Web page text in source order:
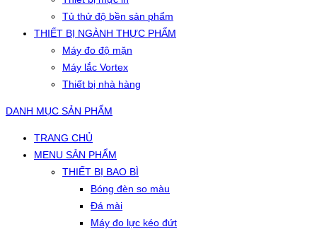
Tủ thử độ bền sản phẩm
THIẾT BỊ NGÀNH THỰC PHẨM
Máy đo độ mặn
Máy lắc Vortex
Thiết bị nhà hàng
DANH MỤC SẢN PHẨM
TRANG CHỦ
MENU SẢN PHẨM
THIẾT BỊ BAO BÌ
Bóng đèn so màu
Đá mài
Máy đo lực kéo đứt